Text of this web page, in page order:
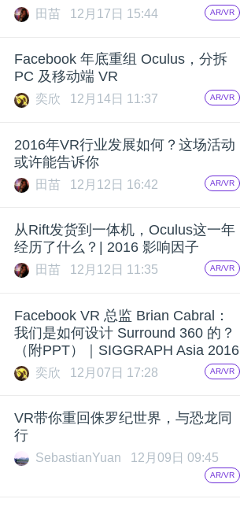
田苗 12月17日 15:44 AR/VR
Facebook 年底重组 Oculus，分拆
PC 及移动端 VR
奕欣 12月14日 11:37 AR/VR
2016年VR行业发展如何？这场活动
或许能告诉你
田苗 12月12日 16:42 AR/VR
从Rift发货到一体机，Oculus这一年
经历了什么？| 2016 影响因子
田苗 12月12日 11:35 AR/VR
Facebook VR 总监 Brian Cabral：
我们是如何设计 Surround 360 的？
（附PPT）｜SIGGRAPH Asia 2016
奕欣 12月07日 17:28 AR/VR
VR带你重回侏罗纪世界，与恐龙同
行
SebastianYuan 12月09日 09:45
AR/VR